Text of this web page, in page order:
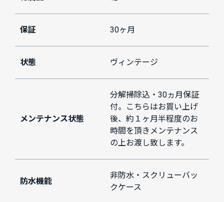
保証 30ヶ月
状態 ヴィンテージ
メンテナンス状態
分解掃除込・30ヵ月保証
付。こちらはお買い上げ
後、約１ヶ月半程度のお
時間を頂きメンテナンス
の上お渡し致します。
防水機能
非防水・スクリューバッ
クケース